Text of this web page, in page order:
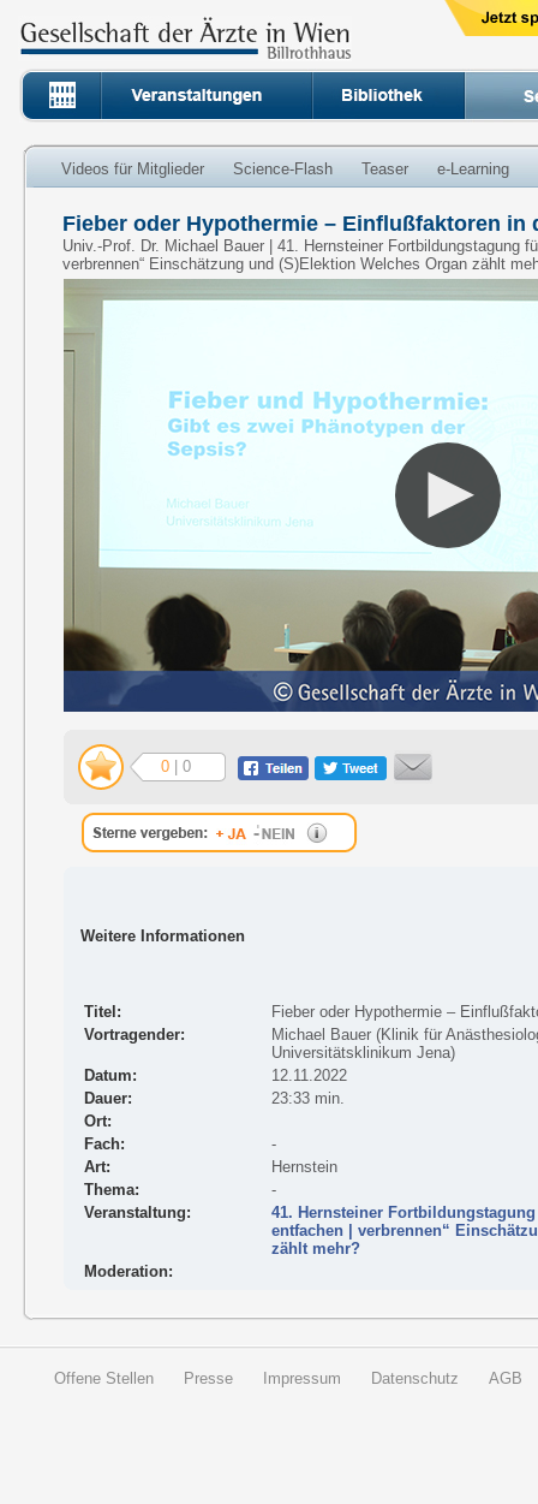
Videos für Mitglieder Science-Flash Teaser e-Learning
Fieber oder Hypothermie – Einflußfaktoren in
Univ.-Prof. Dr. Michael Bauer | 41. Hernsteiner Fortbildungstagung
verbrennen“ Einschätzung und (S)Elektion Welches Organ zählt
0 | 0
Weitere Informationen
Titel:
Fieber oder Hypothermie –
Vortragender:
Michael Bauer (Klinik für
Universitätsklinikum Jena)
Datum:
12.11.2022
Dauer:
23:33 min.
Ort:
Fach:
-
Art:
Hernstein
Thema:
-
Veranstaltung:
41. Hernsteiner
entfachen | verbrennen“
zählt mehr?
Moderation:
Offene Stellen Presse Impressum Datenschutz AGB